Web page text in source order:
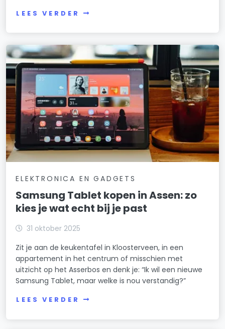
LEES VERDER
ELEKTRONICA EN GADGETS
Samsung Tablet kopen in Assen: zo
kies je wat echt bij je past
31 oktober 2025
Zit je aan de keukentafel in Kloosterveen, in een
appartement in het centrum of misschien met
uitzicht op het Asserbos en denk je: “Ik wil een nieuwe
Samsung Tablet, maar welke is nou verstandig?”
LEES VERDER